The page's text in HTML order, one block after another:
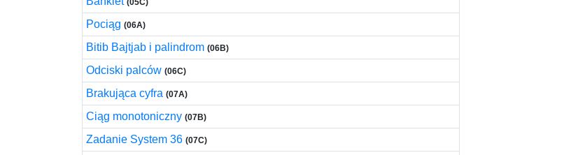
Pociąg (06A)
Bitib Bajtjab i palindrom (06B)
Odciski palców (06C)
Brakująca cyfra (07A)
Ciąg monotoniczny (07B)
Zadanie System 36 (07C)